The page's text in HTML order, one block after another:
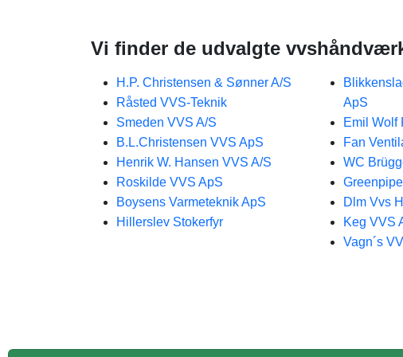
Vi finder de udvalgte
H.P. Christensen & Sønner A/S
Råsted VVS-Teknik
Smeden VVS A/S
B.L.Christensen VVS ApS
Henrik W. Hansen VVS A/S
Roskilde VVS ApS
Boysens Varmeteknik ApS
Hillerslev Stokerfyr
ApS
Emil Wolf
Fan
WC
Dlm Vvs
Keg VVS
Vagn´s